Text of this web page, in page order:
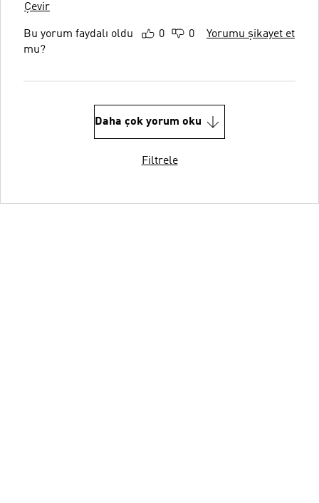
Çevir
Bu yorum faydalı oldu
mu?
0 0 Yorumu şikayet et
Daha çok yorum oku
Filtrele